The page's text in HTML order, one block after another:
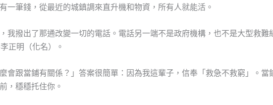
一筆錢，從最近的城鎮調來直升機和物資，所有人就能活。
我撥出了那通改變一切的電話。電話另一端不是政府機構，也不是大型救難
正明（化名）。
會跟當鋪有關係？」答案很簡單：因為我這輩子，信奉「救急不救窮」。當
，穩穩托住你。